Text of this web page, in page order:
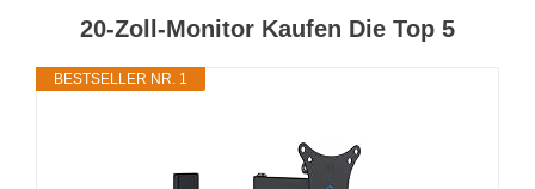
20-Zoll-Monitor Kaufen Die Top 5
BESTSELLER NR. 1